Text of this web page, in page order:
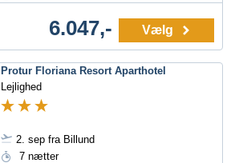
6.047,- Vælg
Protur Floriana Resort Aparthotel
Lejlighed
2. sep fra Billund
7 nætter